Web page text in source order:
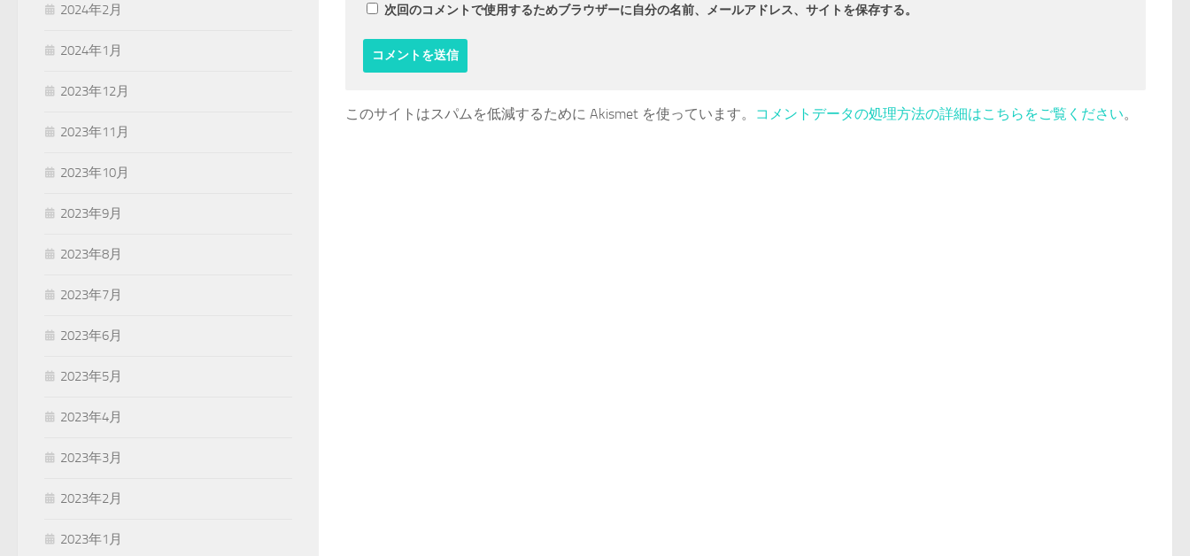
次回のコメントで使用するためブラウザーに自分の名前、メールアドレス、サイトを保存する。
このサイトはスパムを低減するために Akismet を使っています。 コメントデータの処理方法の詳細はこちらをご覧ください。
2024年2月
2024年1月
2023年12月
2023年11月
2023年10月
2023年9月
2023年8月
2023年7月
2023年6月
2023年5月
2023年4月
2023年3月
2023年2月
2023年1月